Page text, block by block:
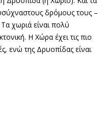
δρόμους τους –
χωριά είναι πολύ
Η Χώρα έχει τις πιο
ενώ της Δρυοπίδας είναι